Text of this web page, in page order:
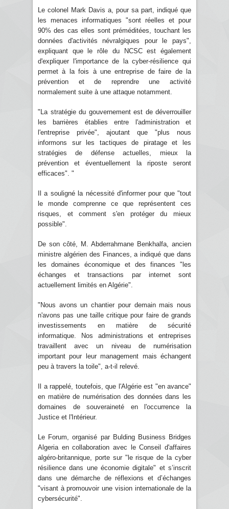
Le colonel Mark Davis a, pour sa part, indiqué que
les menaces informatiques "sont réelles et pour
90% des cas elles sont préméditées, touchant les
données d'activités névralgiques pour le pays",
expliquant que le rôle du NCSC est également
d'expliquer l'importance de la cyber-résilience qui
permet à la fois à une entreprise de faire de la
prévention et de reprendre une activité
normalement suite à une attaque notamment.
"La stratégie du gouvernement est de déverrouiller
les barrières établies entre l'administration et
l'entreprise privée", ajoutant que "plus nous
informons sur les tactiques de piratage et les
stratégies de défense actuelles, mieux la
prévention et éventuellement la riposte seront
efficaces". "
Il a souligné la nécessité d'informer pour que "tout
le monde comprenne ce que représentent ces
risques, et comment s'en protéger du mieux
possible".
De son côté, M. Abderrahmane Benkhalfa, ancien
ministre algérien des Finances, a indiqué que dans
les domaines économique et des finances "les
échanges et transactions par internet sont
actuellement limités en Algérie".
"Nous avons un chantier pour demain mais nous
n'avons pas une taille critique pour faire de grands
investissements en matière de sécurité
informatique. Nos administrations et entreprises
travaillent avec un niveau de numérisation
important pour leur management mais échangent
peu à travers la toile", a-t-il relevé.
Il a rappelé, toutefois, que l'Algérie est "en avance"
en matière de numérisation des données dans les
domaines de souveraineté en l'occurrence la
Justice et l'Intérieur.
Le Forum, organisé par Bulding Business Bridges
Algeria en collaboration avec le Conseil d'affaires
algéro-britannique, porte sur "le risque de la cyber
résilience dans une économie digitale" et s’inscrit
dans une démarche de réflexions et d’échanges
"visant à promouvoir une vision internationale de la
cybersécurité".